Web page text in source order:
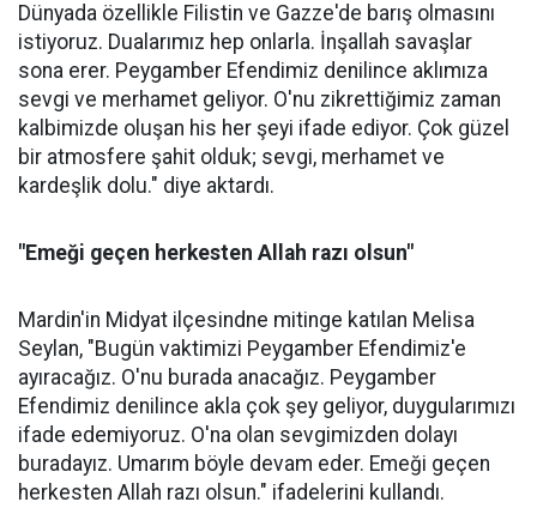
Dünyada özellikle Filistin ve Gazze'de barış olmasını
istiyoruz. Dualarımız hep onlarla. İnşallah savaşlar
sona erer. Peygamber Efendimiz denilince aklımıza
sevgi ve merhamet geliyor. O'nu zikrettiğimiz zaman
kalbimizde oluşan his her şeyi ifade ediyor. Çok güzel
bir atmosfere şahit olduk; sevgi, merhamet ve
kardeşlik dolu." diye aktardı.
"Emeği geçen herkesten Allah razı olsun"
Mardin'in Midyat ilçesindne mitinge katılan Melisa
Seylan, "Bugün vaktimizi Peygamber Efendimiz'e
ayıracağız. O'nu burada anacağız. Peygamber
Efendimiz denilince akla çok şey geliyor, duygularımızı
ifade edemiyoruz. O'na olan sevgimizden dolayı
buradayız. Umarım böyle devam eder. Emeği geçen
herkesten Allah razı olsun." ifadelerini kullandı.